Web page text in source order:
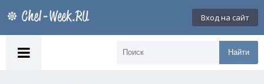
Вход на сайт
Найти